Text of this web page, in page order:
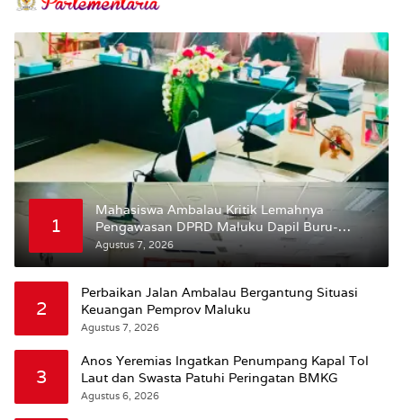
1
Mahasiswa Ambalau Kritik Lemahnya
Pengawasan DPRD Maluku Dapil Buru-
Bursel Terhadap Proses Perubahan Status
Jalan
Agustus 7, 2026
2
Perbaikan Jalan Ambalau Bergantung Situasi
Keuangan Pemprov Maluku
Agustus 7, 2026
3
Anos Yeremias Ingatkan Penumpang Kapal Tol
Laut dan Swasta Patuhi Peringatan BMKG
Agustus 6, 2026